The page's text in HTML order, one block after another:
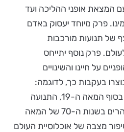
במאה ה-19 עם המצאת אופני ההליכה ועד
פרק מיוחד יעסוק באדם
של תנועות מורכבות
פרק נוסף יתייחס
על חיינו והשינויים
בעקבות כך, לדוגמה:
התנועה לשחרור האישה בסוף המאה ה-19, התנועה
ההיפית והמצאת אופני ההרים בשנות ה-70 של המאה
מצבה של אוכלוסיית העולם